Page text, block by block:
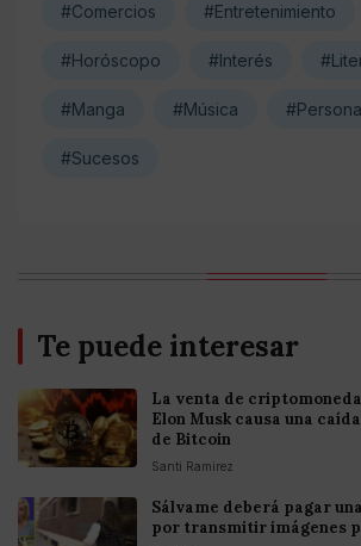
#Comercios #Entretenimiento
#Horóscopo #Interés
#Manga #Música
#Sucesos
Te puede interesar
La venta de
Elon Musk causa una
de Bitcoin
Santi Ramirez
Sálvame deberá pagar
por transmitir imágenes